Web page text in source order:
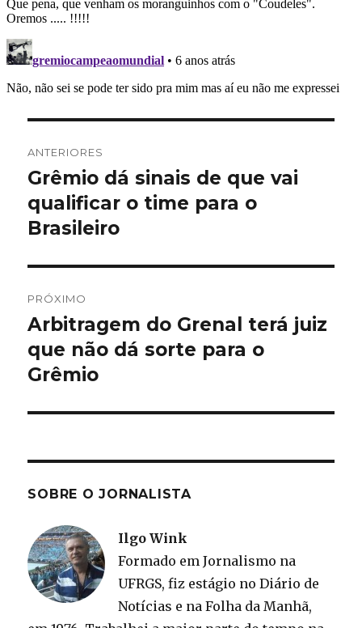
de
Post
ANTERIORES
Post
anterior:
Grêmio dá sinais de que vai
qualificar o time para o
Brasileiro
PRÓXIMO
Próximo
post:
Arbitragem do Grenal terá juiz
que não dá sorte para o
Grêmio
SOBRE O JORNALISTA
Ilgo Wink
Formado em Jornalismo na
UFRGS, fiz estágio no Diário de
Notícias e na Folha da Manhã,